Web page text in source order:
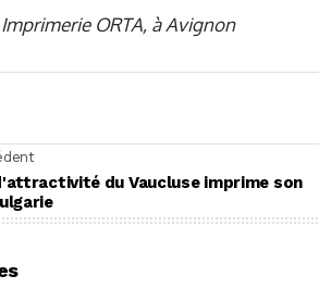
ORTA, à Avignon
du Vaucluse imprime son